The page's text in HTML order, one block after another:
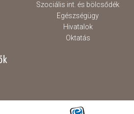
Szociális int. és bölcsődék
Egészségügy
Hivatalok
Oktatás